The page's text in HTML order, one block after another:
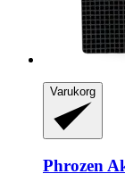
Varukorg
Phrozen